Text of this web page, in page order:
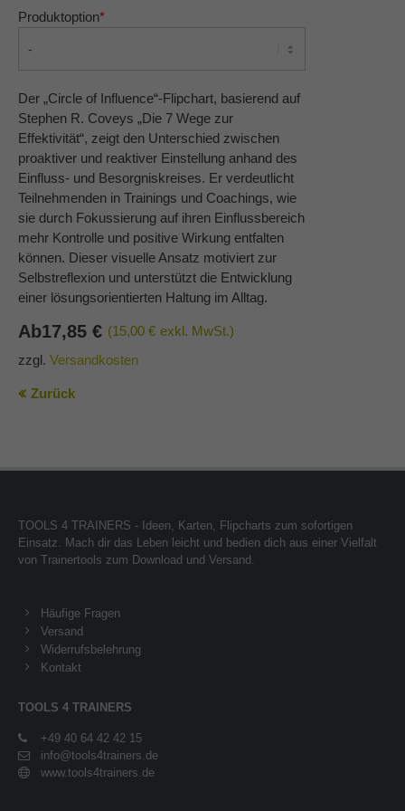
Aenean commodo ligula eget dolor. Aenean massa.
Cum sociis natoque penatibus et magnis dis parturient
montes, nascetur ridiculus mus. Donec quam felis,
ultricies nec.
Produktoption*
Der „Circle of Influence“-Flipchart, basierend auf
Stephen R. Coveys „Die 7 Wege zur
Effektivität“, zeigt den Unterschied zwischen
proaktiver und reaktiver Einstellung anhand des
Einfluss- und Besorgniskreises. Er verdeutlicht
Teilnehmenden in Trainings und Coachings, wie
sie durch Fokussierung auf ihren Einflussbereich
mehr Kontrolle und positive Wirkung entfalten
können. Dieser visuelle Ansatz motiviert zur
Selbstreflexion und unterstützt die Entwicklung
einer lösungsorientierten Haltung im Alltag.
Ab17,85 € (15,00 € exkl. MwSt.)
zzgl. Versandkosten
Zurück
TOOLS 4 TRAINERS - Ideen, Karten, Flipcharts zum sofortigen
Einsatz. Mach dir das Leben leicht und bedien dich aus einer Vielfalt
von Trainertools zum Download und Versand.
Häufige Fragen
Versand
Widerrufsbelehrung
Kontakt
TOOLS 4 TRAINERS
+49 40 64 42 42 15
info@tools4trainers.de
www.tools4trainers.de